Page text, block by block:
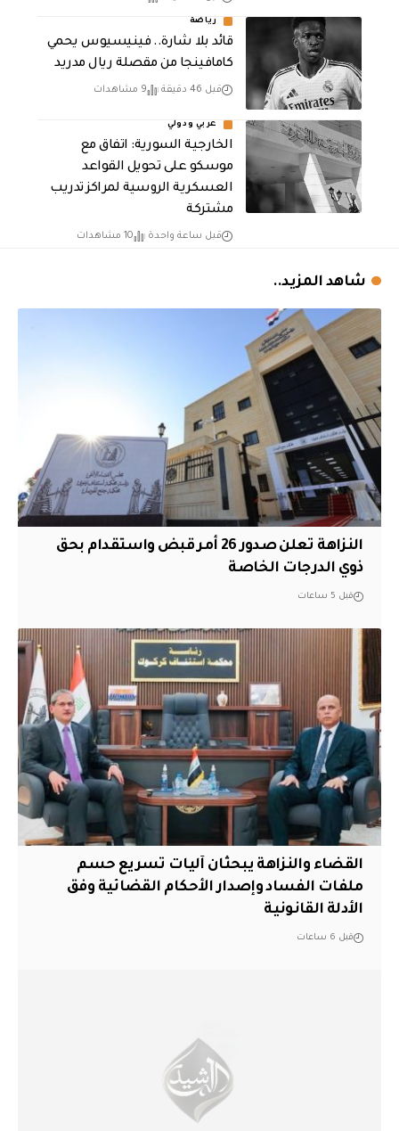
رياضة
قائد بلا شارة.. فينيسيوس يحمي
كامافينجا من مقصلة ريال مدريد
قبل 46 دقيقة 9 مشاهدات
عربي ودولي
الخارجية السورية: اتفاق مع
موسكو على تحويل القواعد
العسكرية الروسية لمراكز تدريب
مشتركة
قبل ساعة واحدة 10 مشاهدات
شاهد المزيد..
النزاهة تعلن صدور 26 أمر قبض واستقدام بحق
ذوي الدرجات الخاصة
قبل 5 ساعات
القضاء والنزاهة يبحثان آليات تسريع حسم
ملفات الفساد وإصدار الأحكام القضائية وفق
الأدلة القانونية
قبل 6 ساعات